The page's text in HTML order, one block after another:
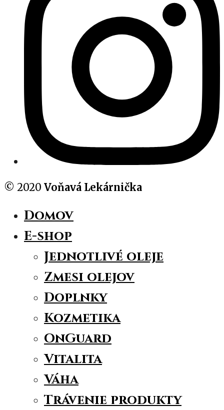
© 2020 Voňavá Lekárnička
Domov
E-shop
Jednotlivé oleje
Zmesi olejov
Doplnky
Kozmetika
OnGuard
Vitalita
Váha
Trávenie produkty